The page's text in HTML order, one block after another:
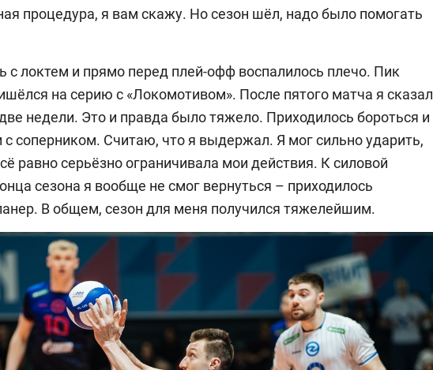
процедура, я вам скажу. Но сезон шёл, надо было помогать
с локтем и прямо перед плей-офф воспалилось плечо. Пик
на серию с «Локомотивом». После пятого матча я сказал
недели. Это и правда было тяжело. Приходилось бороться и
с соперником. Считаю, что я выдержал. Я мог сильно ударить,
равно серьёзно ограничивала мои действия. К силовой
сезона я вообще не смог вернуться – приходилось
В общем, сезон для меня получился тяжелейшим.